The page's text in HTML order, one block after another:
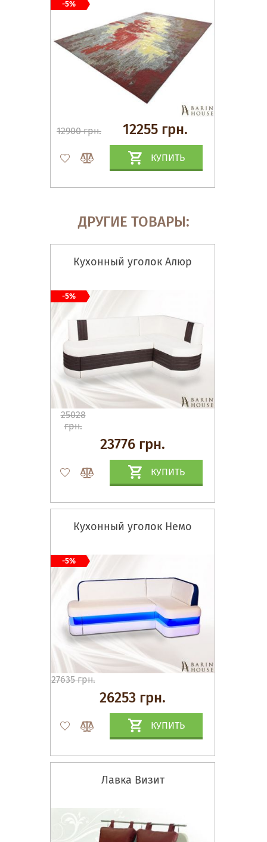
12900 грн. 12255 грн.
КУПИТЬ
-5%
ДРУГИЕ ТОВАРЫ:
Кухонный уголок Алюр
25028
грн.
23776 грн.
КУПИТЬ
-5%
Кухонный уголок Немо
27635 грн.
26253 грн.
КУПИТЬ
-5%
Лавка Визит